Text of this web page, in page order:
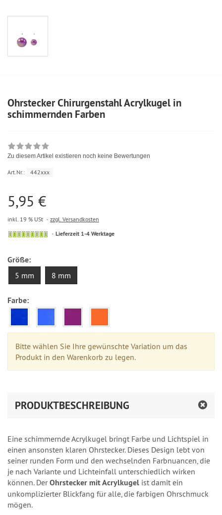
Ohrstecker Chirurgenstahl Acrylkugel in
schimmernden Farben
Zu diesem Artikel existieren noch keine Bewertungen
Art.Nr.: 442xxx
5,95 €
inkl. 19 % USt zzgl. Versandkosten
Lieferzeit 1-4 Werktage
Größe:
5 mm 8 mm
Farbe:
Bitte wählen Sie Ihre gewünschte Variation um das
Produkt in den Warenkorb zu legen.
PRODUKTBESCHREIBUNG
Eine schimmernde Acrylkugel bringt Farbe und Lichtspiel in
einen ansonsten klaren Ohrstecker. Dieses Design lebt von
seiner runden Form und den wechselnden Farbnuancen, die
je nach Variante und Lichteinfall unterschiedlich wirken
können. DerOhrstecker mit Acrylkugel ist damit ein
unkomplizierter Blickfang für alle, die farbigen Ohrschmuck
mögen.